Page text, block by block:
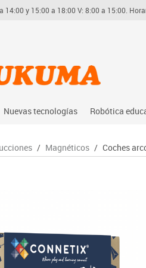
14:00 y 15:00 a 18:00 V: 8:00 a 15:00.
Nuevas tecnologías
Audio
Videoproyección
Robótica
Arduino
/ Magnéticos / Coches